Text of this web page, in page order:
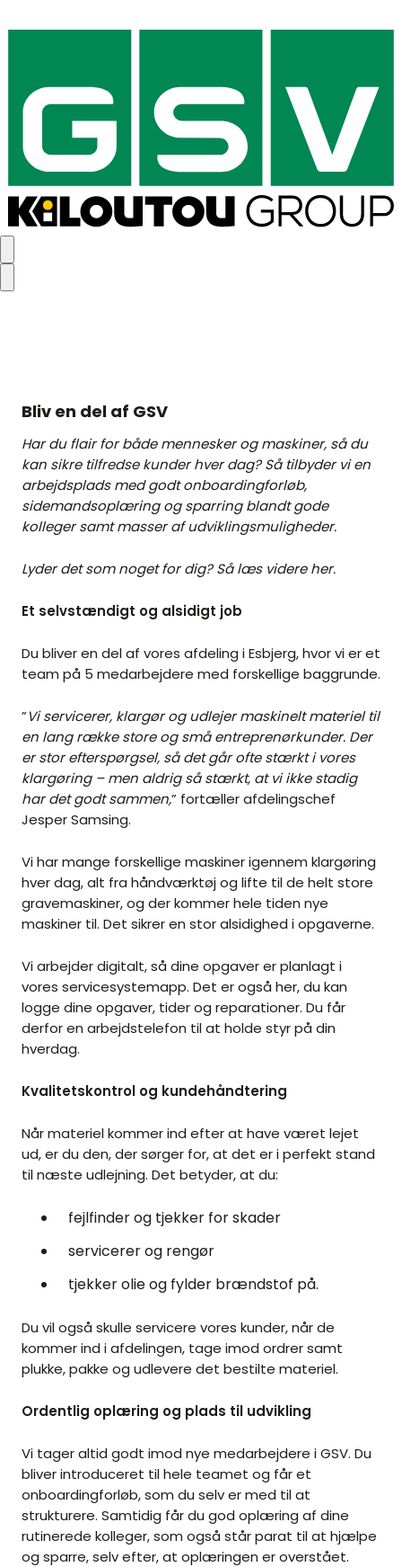
Bliv en del af GSV
Har du flair for både mennesker og maskiner, så du
kan sikre tilfredse kunder hver dag? Så tilbyder vi en
arbejdsplads med godt onboardingforløb,
sidemandsoplæring og sparring blandt gode
kolleger samt masser af udviklingsmuligheder.
Lyder det som noget for dig? Så læs videre her.
Et selvstændigt og alsidigt job
Du bliver en del af vores afdeling i Esbjerg, hvor vi er et
team på 5 medarbejdere med forskellige baggrunde.
”Vi servicerer, klargør og udlejer maskinelt materiel til
en lang række store og små entreprenørkunder. Der
er stor efterspørgsel, så det går ofte stærkt i vores
klargøring – men aldrig så stærkt, at vi ikke stadig
har det godt sammen,” fortæller afdelingschef
Jesper Samsing.
Vi har mange forskellige maskiner igennem klargøring
hver dag, alt fra håndværktøj og lifte til de helt store
gravemaskiner, og der kommer hele tiden nye
maskiner til. Det sikrer en stor alsidighed i opgaverne.
Vi arbejder digitalt, så dine opgaver er planlagt i
vores servicesystemapp. Det er også her, du kan
logge dine opgaver, tider og reparationer. Du får
derfor en arbejdstelefon til at holde styr på din
hverdag.
Kvalitetskontrol og kundehåndtering
Når materiel kommer ind efter at have været lejet
ud, er du den, der sørger for, at det er i perfekt stand
til næste udlejning. Det betyder, at du:
fejlfinder og tjekker for skader
servicerer og rengør
tjekker olie og fylder brændstof på.
Du vil også skulle servicere vores kunder, når de
kommer ind i afdelingen, tage imod ordrer samt
plukke, pakke og udlevere det bestilte materiel.
Ordentlig oplæring og plads til udvikling
Vi tager altid godt imod nye medarbejdere i GSV. Du
bliver introduceret til hele teamet og får et
onboardingforløb, som du selv er med til at
strukturere. Samtidig får du god oplæring af dine
rutinerede kolleger, som også står parat til at hjælpe
og sparre, selv efter, at oplæringen er overstået.